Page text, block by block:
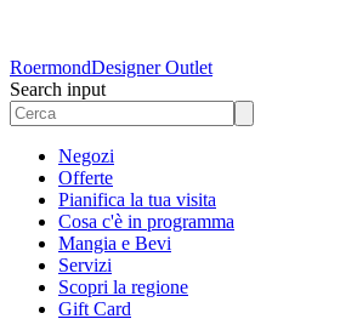
RoermondDesigner Outlet
Search input
Negozi
Offerte
Pianifica la tua visita
Cosa c'è in programma
Mangia e Bevi
Servizi
Scopri la regione
Gift Card